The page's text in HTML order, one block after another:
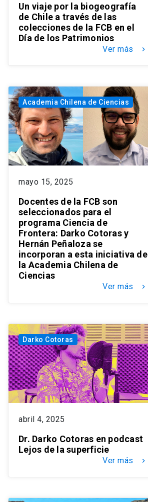
Un viaje por la biogeografía
de Chile a través de las
colecciones de la FCB en el
Día de los Patrimonios
Ver más keyboard_arrow_right
Academia Chilena de Ciencias
mayo 15, 2025
Docentes de la FCB son
seleccionados para el
programa Ciencia de
Frontera: Darko Cotoras y
Hernán Peñaloza se
incorporan a esta iniciativa de
la Academia Chilena de
Ciencias
Ver más keyboard_arrow_right
Darko Cotoras
abril 4, 2025
Dr. Darko Cotoras en podcast
Lejos de la superficie
Ver más keyboard_arrow_right